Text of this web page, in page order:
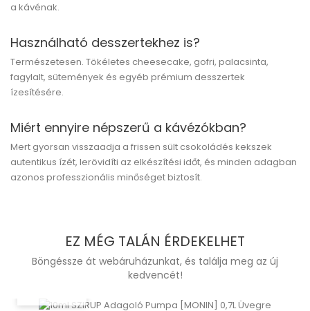
a kávénak.
Használható desszertekhez is?
Természetesen. Tökéletes cheesecake, gofri, palacsinta,
fagylalt, sütemények és egyéb prémium desszertek
ízesítésére.
Miért ennyire népszerű a kávézókban?
Mert gyorsan visszaadja a frissen sült csokoládés kekszek
autentikus ízét, lerövidíti az elkészítési időt, és minden adagban
azonos professzionális minőséget biztosít.
EZ MÉG TALÁN ÉRDEKELHET
Böngéssze át webáruházunkat, és találja meg az új
kedvencét!